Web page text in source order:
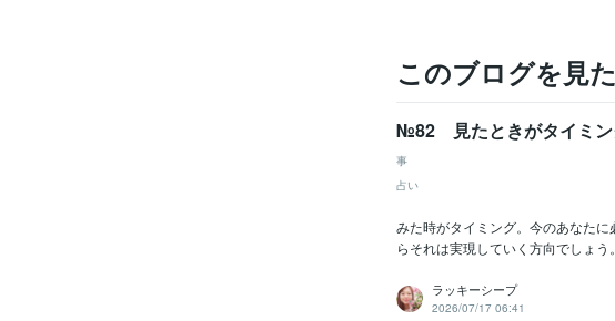
このブログを見
№82 見たときがタイミン
事
占い
みた時がタイミング。今のあなた
らそれは実現していく方向でしょ
ラッキーシープ
2026/07/17 06:41